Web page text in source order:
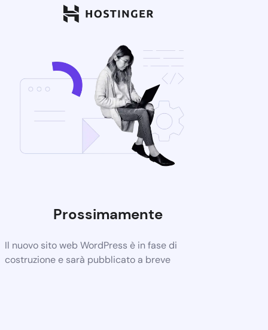
Prossimamente
Il nuovo sito web WordPress è in fase di
costruzione e sarà pubblicato a breve